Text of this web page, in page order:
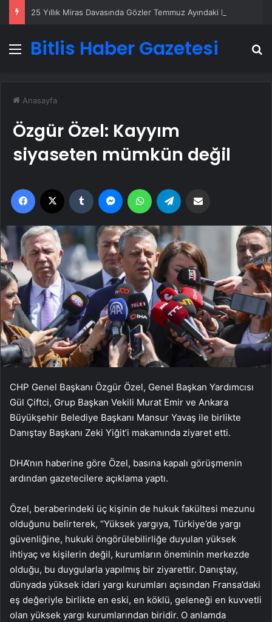
Menü
Bitlis Haber Gazetesi
Anasayfa
Özgür Özel: Kayyım
siyaseten mümkün değil
Facebook Tumblr MessengerWhatsApp
CHP Genel Başkanı Özgür Özel, Genel Başkan Yardımcısı
Gül Çiftci, Grup Başkan Vekili Murat Emir ve Ankara
Büyükşehir Belediye Başkanı Mansur Yavaş ile birlikte
Danıştay Başkanı Zeki Yiğit’i makamında ziyaret etti.
DHA’nın haberine göre Özel, basına kapalı görüşmenin
ardından gazetecilere açıklama yaptı.
Özel, beraberindeki üç kişinin de hukuk fakültesi mezunu
olduğunu belirterek, “Yüksek yargıya, Türkiye’de yargı
güvenliğine, hukuki öngörülebilirliğe duyulan yüksek
ihtiyaç ve kişilerin değil, kurumların öneminin merkezde
olduğu, bu duygularla yapılmış bir ziyarettir. Danıştay,
dünyada yüksek idari yargı kurumları açısından Fransa’daki
eş değeriyle birlikte en eski, en köklü, geleneği en kuvvetli
olan yüksek yargı kurumlarından biridir. O anlamda